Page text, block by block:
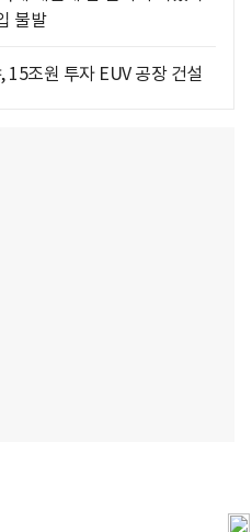
불발
15조원 투자 EUV 공장 건설